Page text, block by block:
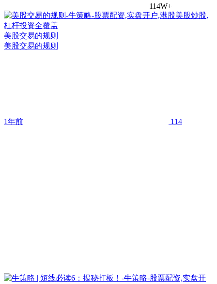
114W+
美股交易的规则
美股交易的规则
1年前 114